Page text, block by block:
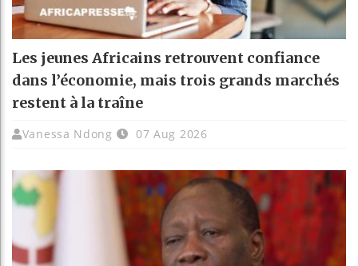
Les jeunes Africains retrouvent confiance
dans l’économie, mais trois grands marchés
restent à la traîne
Vanessa Ndong 07 Aug 2026